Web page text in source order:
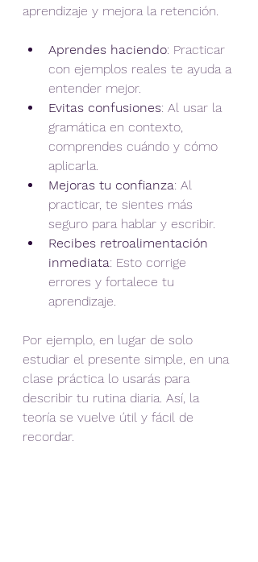
aprendizaje y mejora la retención.
Aprendes haciendo: Practicar
con ejemplos reales te ayuda a
entender mejor.
Evitas confusiones: Al usar la
gramática en contexto,
comprendes cuándo y cómo
aplicarla.
Mejoras tu confianza: Al
practicar, te sientes más
seguro para hablar y escribir.
Recibes retroalimentación
inmediata: Esto corrige
errores y fortalece tu
aprendizaje.
Por ejemplo, en lugar de solo
estudiar el presente simple, en una
clase práctica lo usarás para
describir tu rutina diaria. Así, la
teoría se vuelve útil y fácil de
recordar.